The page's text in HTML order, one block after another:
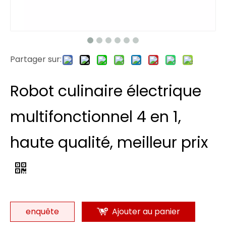
Partager sur:
Robot culinaire électrique
multifonctionnel 4 en 1,
haute qualité, meilleur prix
enquête Ajouter au panier